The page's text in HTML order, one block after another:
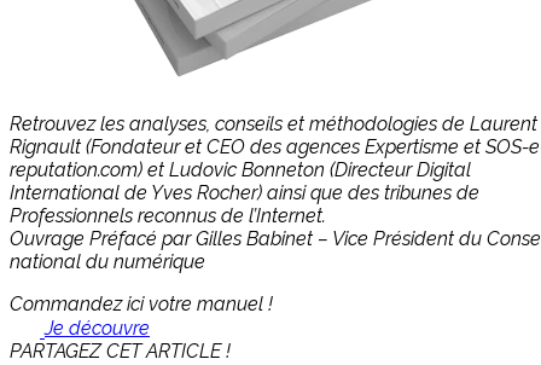
Retrouvez les analyses, conseils et méthodologies de Laurent
Rignault (Fondateur et CEO des agences Expertisme et SOS-
reputation.com) et Ludovic Bonneton (Directeur Digital
International de Yves Rocher) ainsi que des tribunes de
Professionnels reconnus de l’Internet.
Ouvrage Préfacé par Gilles Babinet – Vice Président du
national du numérique
Commandez ici votre manuel !
Je découvre
PARTAGEZ CET ARTICLE !